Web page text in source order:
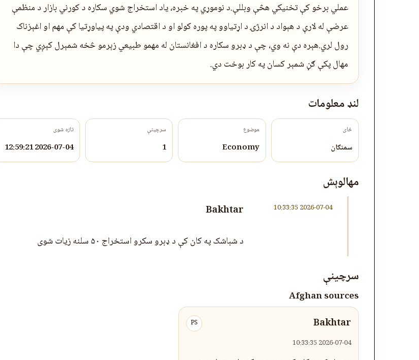
عملي برخو کې تخنیکي هڅې وبللې.د نوموړي په خبره، یاد استخراج شوي سکاره د کورني بازار د منظمې
عرضې له لارې د هېواد د انرژۍ د اړتیاوو په پوره کولو او د اقتصادي ودې په پیاوړتیا کې مهم او اغېزناک
رول لري.هېره دې نه وي، چې د ډبرو سکاره د افغانستان له مهمو طبیعي زېرمو څخه شمېرل کېږي چې دا
مهال پکې ګڼ شمېر کسان په کار بوخت دي.
لنډ معلومات
ځای
سمنګان
موضوع
Economy
سرچینې
1
تازه شوی
2026-07-04 12:59:21
مهالوېش
2026-07-04 10:33:35
Bakhtar
د شباشک په کان کې د ډبرو سکرو استخراج ۵۰ سلنه زیات شوی
سرچینې
Afghan sources
Bakhtar
PS
2026-07-04 10:33:35